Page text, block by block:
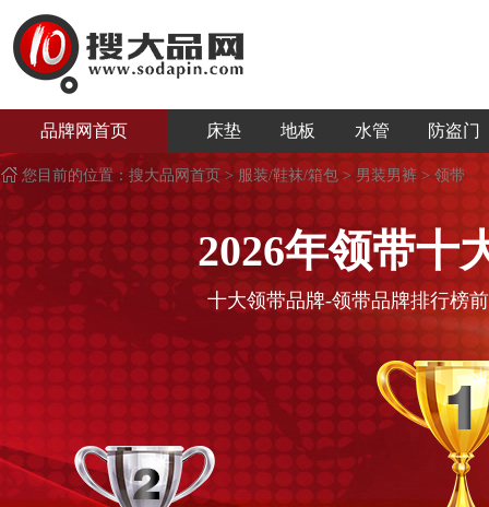
品牌网首页 床垫 地板 水管 防盗门
您目前的位置： 搜大品网首页>服装/鞋袜/箱包> 男装男裤 > 领带
2026年领带十
十大领带品牌-领带品牌排行榜